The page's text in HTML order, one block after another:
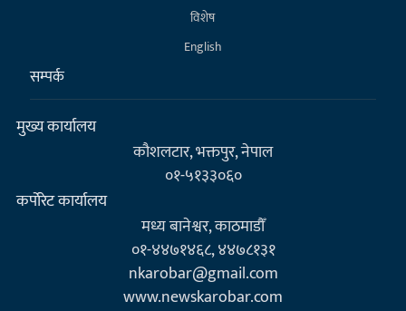
विशेष
English
सम्पर्क
मुख्य कार्यालय
कौशलटार, भक्तपुर, नेपाल
०१-५१३३०६०
कर्पाेरेट कार्यालय
मध्य बानेश्वर, काठमाडौँ
०१-४४७१४६८, ४४७८१३१
nkarobar@gmail.com
www.newskarobar.com